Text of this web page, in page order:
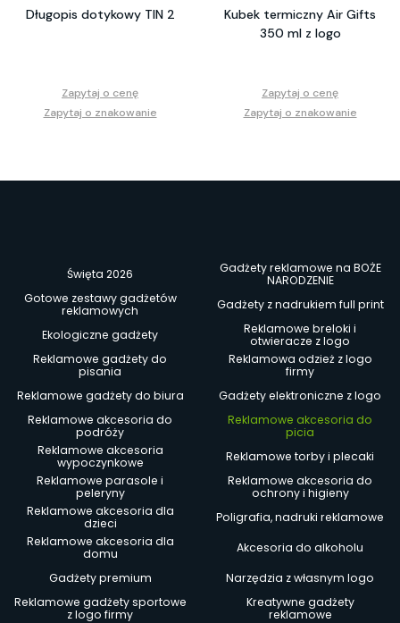
Długopis dotykowy TIN 2
Zapytaj o cenę
Zapytaj o znakowanie
Kubek termiczny Air Gifts
350 ml z logo
Zapytaj o cenę
Zapytaj o znakowanie
Święta 2026
Gadżety reklamowe na BOŻE
NARODZENIE
Gotowe zestawy gadżetów
reklamowych
Gadżety z nadrukiem full print
Ekologiczne gadżety
Reklamowe breloki i
otwieracze z logo
Reklamowe gadżety do
pisania
Reklamowa odzież z logo
firmy
Reklamowe gadżety do biura
Gadżety elektroniczne z logo
Reklamowe akcesoria do
podróży
Reklamowe akcesoria do
picia
Reklamowe akcesoria
wypoczynkowe
Reklamowe torby i plecaki
Reklamowe parasole i
peleryny
Reklamowe akcesoria do
ochrony i higieny
Reklamowe akcesoria dla
dzieci
Poligrafia, nadruki reklamowe
Reklamowe akcesoria dla
domu
Akcesoria do alkoholu
Gadżety premium
Narzędzia z własnym logo
Reklamowe gadżety sportowe
z logo firmy
Kreatywne gadżety
reklamowe